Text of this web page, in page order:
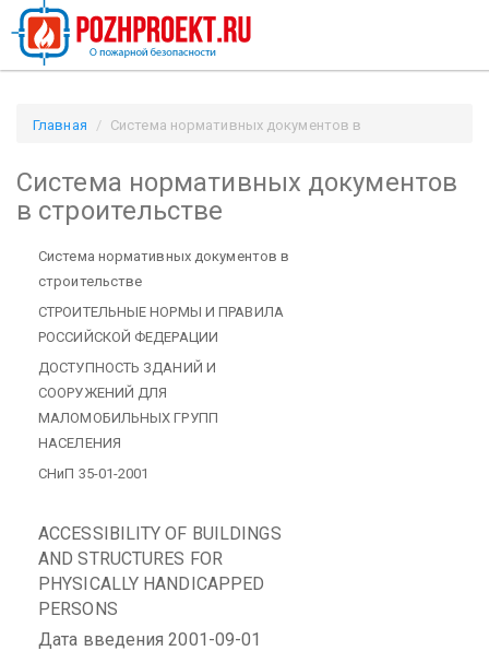
Главная
Система нормативных документов в
Система нормативных документов
в строительстве
Система нормативных документов в
строительстве
СТРОИТЕЛЬНЫЕ НОРМЫ И ПРАВИЛА
РОССИЙСКОЙ ФЕДЕРАЦИИ
ДОСТУПНОСТЬ ЗДАНИЙ И
СООРУЖЕНИЙ ДЛЯ
МАЛОМОБИЛЬНЫХ ГРУПП
НАСЕЛЕНИЯ
СНиП 35-01-2001
ACCESSIBILITY OF BUILDINGS
AND STRUCTURES FOR
PHYSICALLY HANDICAPPED
PERSONS
Дата введения 2001-09-01